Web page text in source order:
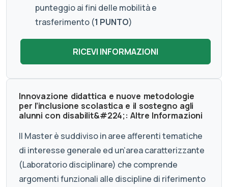
punteggio ai fini delle mobilità e
trasferimento (1 PUNTO)
Innovazione didattica e nuove metodologie
per l’inclusione scolastica e il sostegno agli
alunni con disabilit&#224;: Altre Informazioni
Il Master è suddiviso in aree afferenti tematiche
di interesse generale ed un’area caratterizzante
(Laboratorio disciplinare) che comprende
argomenti funzionali alle discipline di riferimento